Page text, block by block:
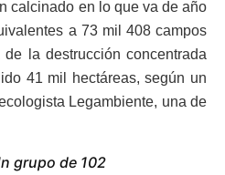
calcinado en lo que va de año
a 73 mil 408 campos
la destrucción concentrada
41 mil hectáreas, según un
Legambiente, una de
grupo de 102